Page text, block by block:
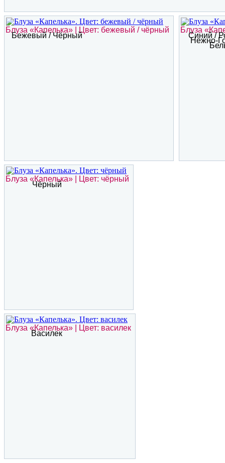
Блуза «Капелька» | Цвет: бежевый / чёрный
Бежевый / Чёрный
Блуза
Синий /
Нежно-
Блуза «Капелька» | Цвет: чёрный
Чёрный
Блуза «Капелька» | Цвет: василек
Василек